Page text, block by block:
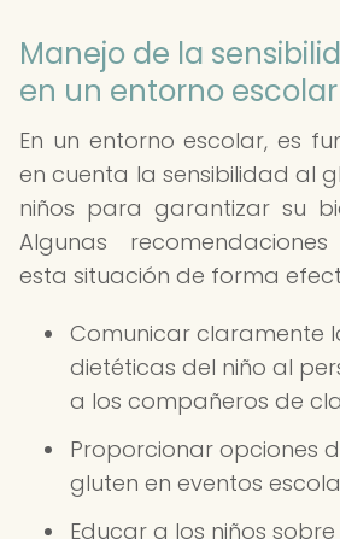
Manejo de la
en un entorno escolar
En un entorno escolar, es
en cuenta la sensibilidad al
niños para garantizar su
Algunas
esta situación de forma
Comunicar claramente
dietéticas del niño al
a los compañeros de
Proporcionar opciones
gluten en eventos
Educar a los niños